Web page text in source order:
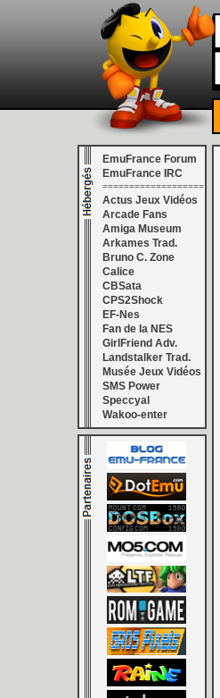
EmuFrance Forum
EmuFrance IRC
===================
Actus Jeux Vidéos
Arcade Fans
Amiga Museum
Arkames Trad.
Bruno C. Zone
Calice
CBSata
CPS2Shock
EF-Nes
Fan de la NES
GirlFriend Adv.
Landstalker Trad.
Musée Jeux Vidéos
SMS Power
Speccyal
Wakoo-enter